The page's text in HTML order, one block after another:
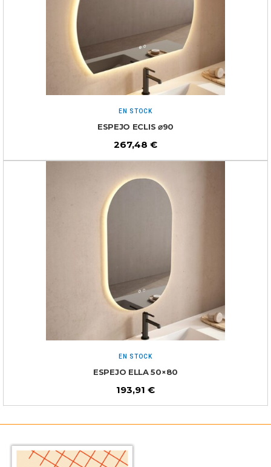
EN STOCK
ESPEJO ECLIS ⌀90
267,48 €
EN STOCK
ESPEJO ELLA 50×80
193,91 €